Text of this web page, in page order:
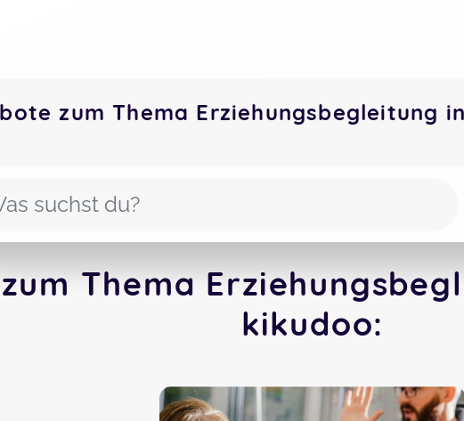
zum Thema Erziehungsbegleitung
Thema
kikudoo: